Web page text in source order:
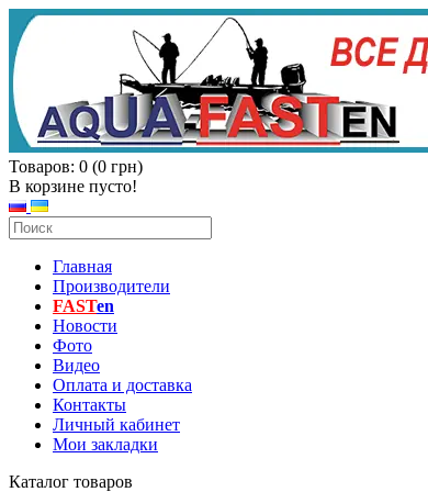
Товаров: 0 (0 грн)
В корзине пусто!
Главная
Производители
FASTen
Новости
Фото
Видео
Оплата и доставка
Контакты
Личный кабинет
Мои закладки
Каталог товаров